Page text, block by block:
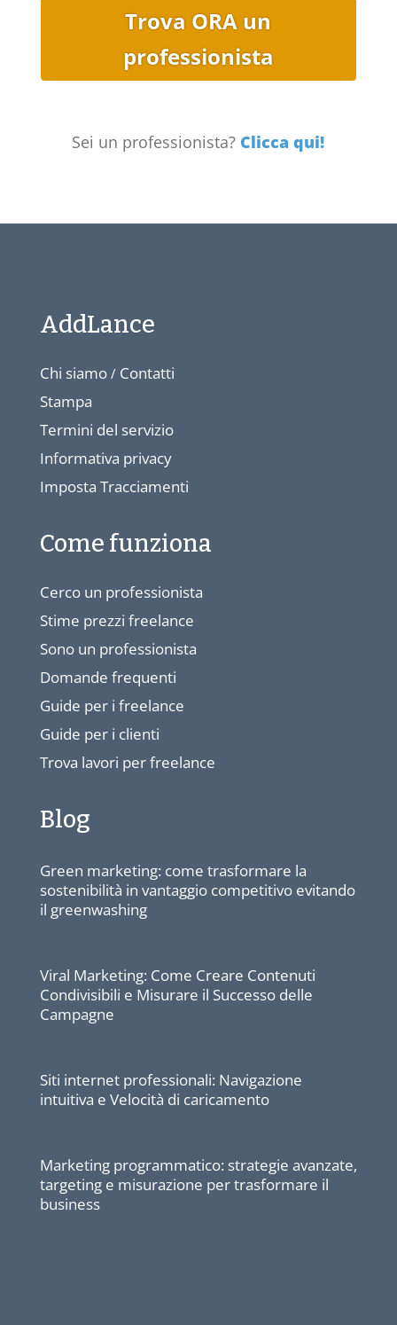
Trova ORA un
professionista
Sei un professionista? Clicca qui!
AddLance
Chi siamo/ Contatti
Stampa
Termini del servizio
Informativa privacy
Imposta Tracciamenti
Come funziona
Cerco un professionista
Stime prezzi freelance
Sono un professionista
Domande frequenti
Guide per i freelance
Guide per i clienti
Trova lavori per freelance
Blog
Green marketing: come trasformare la
sostenibilità in vantaggio competitivo evitando
il greenwashing
Viral Marketing: Come Creare Contenuti
Condivisibili e Misurare il Successo delle
Campagne
Siti internet professionali: Navigazione
intuitiva e Velocità di caricamento
Marketing programmatico: strategie avanzate,
targeting e misurazione per trasformare il
business